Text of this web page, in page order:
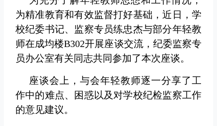
为精准教育和有效监督打好基础，近日，学
校纪委书记、监察专员练忠杰与部分年轻教
师在成均楼B302开展座谈交流，纪委监察专
员办公室有关同志共同参加了本次座谈。
座谈会上，与会年轻教师逐一分享了工
作中的难点、困惑以及对学校纪检监察工作
的意见建议。